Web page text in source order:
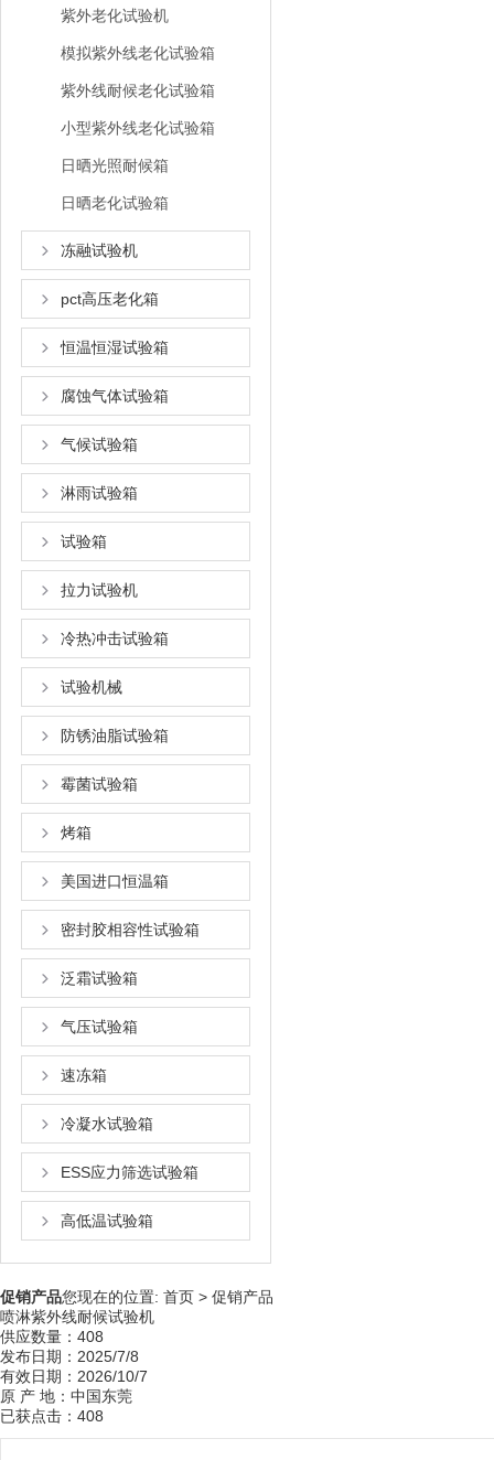
紫外老化试验机
模拟紫外线老化试验箱
紫外线耐候老化试验箱
小型紫外线老化试验箱
日晒光照耐候箱
日晒老化试验箱
冻融试验机
pct高压老化箱
恒温恒湿试验箱
腐蚀气体试验箱
气候试验箱
淋雨试验箱
试验箱
拉力试验机
冷热冲击试验箱
试验机械
防锈油脂试验箱
霉菌试验箱
烤箱
美国进口恒温箱
密封胶相容性试验箱
泛霜试验箱
气压试验箱
速冻箱
冷凝水试验箱
ESS应力筛选试验箱
高低温试验箱
促销产品您现在的位置: 首页 > 促销产品
喷淋紫外线耐候试验机
供应数量：408
发布日期：2025/7/8
有效日期：2026/10/7
原 产 地：中国东莞
已获点击：408